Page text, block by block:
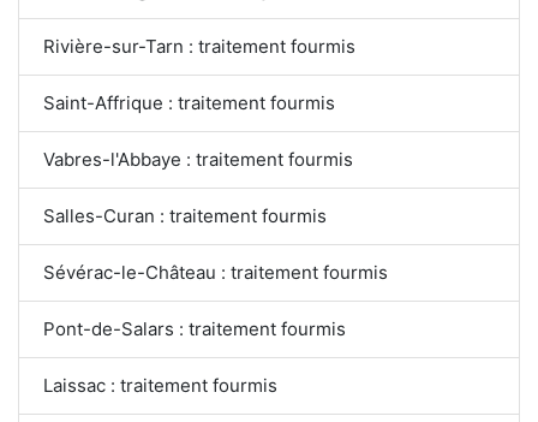
Rivière-sur-Tarn : traitement fourmis
Saint-Affrique : traitement fourmis
Vabres-l'Abbaye : traitement fourmis
Salles-Curan : traitement fourmis
Sévérac-le-Château : traitement fourmis
Pont-de-Salars : traitement fourmis
Laissac : traitement fourmis